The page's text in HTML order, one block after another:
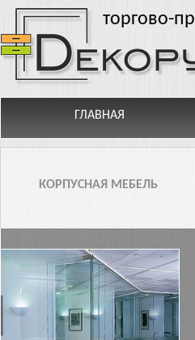
Перейти к основному содержанию
торгово-
ГЛАВНАЯ
КОРПУСНАЯ МЕБЕЛЬ